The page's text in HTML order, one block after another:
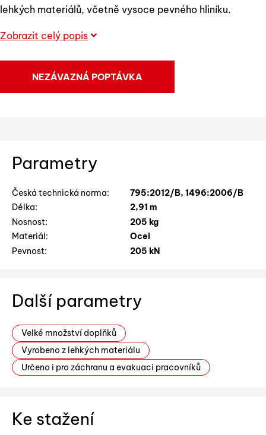
lehkých materiálů, včetně vysoce pevného hliníku.
Zobrazit celý popis
NEZÁVAZNÁ POPTÁVKA
Parametry
Česká technická norma:
795:2012/B, 1496:2006/B
Délka:
2,91 m
Nosnost:
205 kg
Materiál:
Ocel
Pevnost:
205 kN
Další parametry
Velké množství doplňků
Vyrobeno z lehkých materiálu
Určeno i pro záchranu a evakuaci pracovníků
Ke stažení